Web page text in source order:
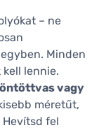
– ne
Minden
lennie.
öntöttvas vagy
méretűt,
fel